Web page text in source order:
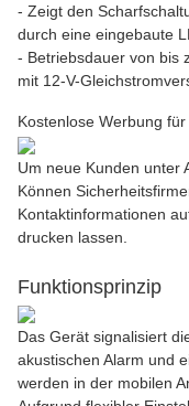
- Zeigt den
durch eine eingebaute
- Betriebsdauer von bis
mit 12-V-
Kostenlose Werbung
Um neue Kunden unter
Können
Kontaktinformationen
drucken lassen.
Funktionsprinzip
Das Gerät signalisiert
akustischen Alarm und
werden in der mobilen